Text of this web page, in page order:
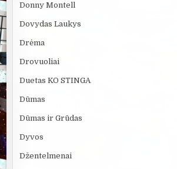
Donny Montell
Dovydas Laukys
Drėma
Drovuoliai
Duetas KO STINGA
Dūmas
Dūmas ir Grūdas
Dyvos
Džentelmenai